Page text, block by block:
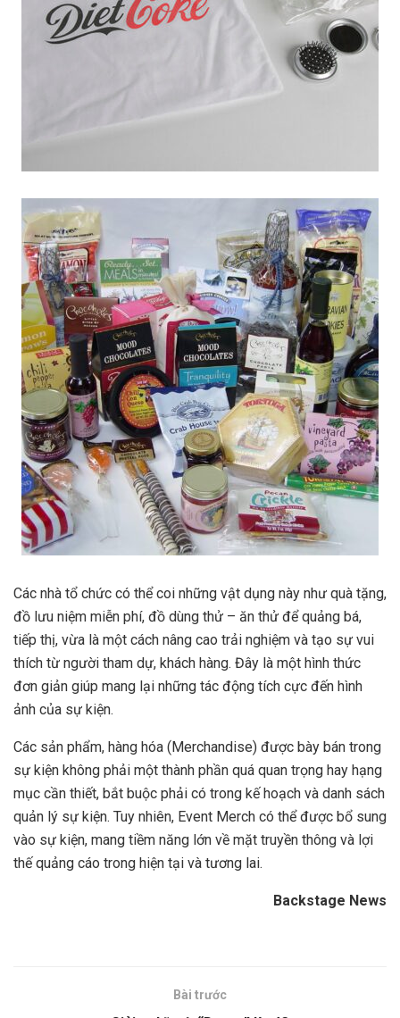
Các nhà tổ chức có thể coi những vật dụng này như quà tặng,
đồ lưu niệm miễn phí, đồ dùng thử – ăn thử để quảng bá,
tiếp thị, vừa là một cách nâng cao trải nghiệm và tạo sự vui
thích từ người tham dự, khách hàng. Đây là một hình thức
đơn giản giúp mang lại những tác động tích cực đến hình
ảnh của sự kiện.
Các sản phẩm, hàng hóa (Merchandise) được bày bán trong
sự kiện không phải một thành phần quá quan trọng hay hạng
mục cần thiết, bắt buộc phải có trong kế hoạch và danh sách
quản lý sự kiện. Tuy nhiên, Event Merch có thể được bổ sung
vào sự kiện, mang tiềm năng lớn về mặt truyền thông và lợi
thế quảng cáo trong hiện tại và tương lai.
Backstage News
Bài trước